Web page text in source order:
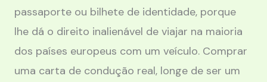
passaporte ou bilhete de identidade, porque
lhe dá o direito inalienável de viajar na maioria
dos países europeus com um veículo. Comprar
uma carta de condução real, longe de ser um